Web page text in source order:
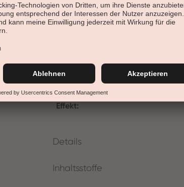
Erleben Sie das "rote Teppich"
Standardsortiment.
Haltbarkeit:
Viskosität:
Effekt:
Details
Inhaltsstoffe